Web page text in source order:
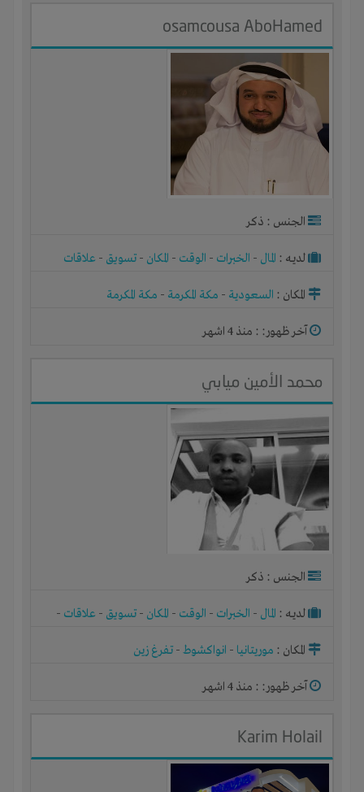
osamcousa AboHamed
الجنس : ذكر
لديـه : المال - الخبرات - الوقت - المكان - تسويق - علاقات
المكان : السعودية - مكة المكرمة - مكة المكرمة
آخر ظهور: : منذ 4 اشهر
محمد الأمين ميابي
الجنس : ذكر
لديـه : المال - الخبرات - الوقت - المكان - تسويق - علاقات -
المكان : موريتانيا - انواكشوط- تفرغ زين
آخر ظهور: : منذ 4 اشهر
Karim Holail